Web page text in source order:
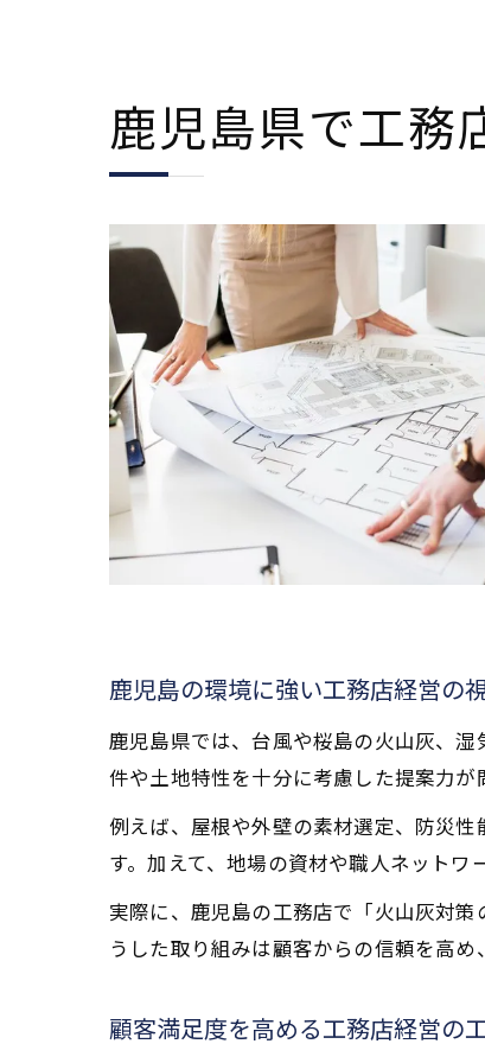
鹿児島県で工務
鹿児島の環境に強い工務店経営の
鹿児島県では、台風や桜島の火山灰、
件や土地特性を十分に考慮した提案力が
例えば、屋根や外壁の素材選定、防災
す。加えて、地場の資材や職人ネットワ
実際に、鹿児島の工務店で「火山灰対
うした取り組みは顧客からの信頼を高め
顧客満足度を高める工務店経営の